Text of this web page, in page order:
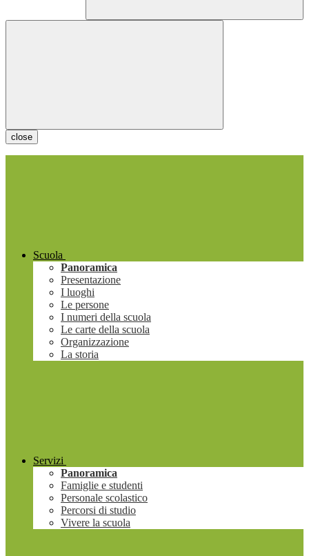
close
Scuola
Panoramica
Presentazione
I luoghi
Le persone
I numeri della scuola
Le carte della scuola
Organizzazione
La storia
Servizi
Panoramica
Famiglie e studenti
Personale scolastico
Percorsi di studio
Vivere la scuola